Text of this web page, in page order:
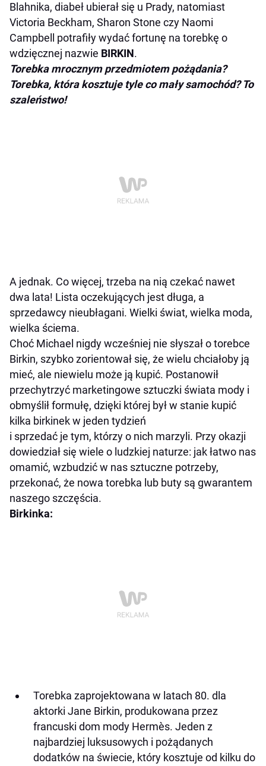
Blahnika, diabeł ubierał się u Prady, natomiast
Victoria Beckham, Sharon Stone czy Naomi
Campbell potrafiły wydać fortunę na torebkę o
wdzięcznej nazwie BIRKIN.
Torebka mrocznym przedmiotem pożądania?
Torebka, która kosztuje tyle co mały samochód? To
szaleństwo!
A jednak. Co więcej, trzeba na nią czekać nawet
dwa lata! Lista oczekujących jest długa, a
sprzedawcy nieubłagani. Wielki świat, wielka moda,
wielka ściema.
Choć Michael nigdy wcześniej nie słyszał o torebce
Birkin, szybko zorientował się, że wielu chciałoby ją
mieć, ale niewielu może ją kupić. Postanowił
przechytrzyć marketingowe sztuczki świata mody i
obmyślił formułę, dzięki której był w stanie kupić
kilka birkinek w jeden tydzień
i sprzedać je tym, którzy o nich marzyli. Przy okazji
dowiedział się wiele o ludzkiej naturze: jak łatwo nas
omamić, wzbudzić w nas sztuczne potrzeby,
przekonać, że nowa torebka lub buty są gwarantem
naszego szczęścia.
Birkinka:
Torebka zaprojektowana w latach 80. dla
aktorki Jane Birkin, produkowana przez
francuski dom mody Hermès. Jeden z
najbardziej luksusowych i pożądanych
dodatków na świecie, który kosztuje od kilku do